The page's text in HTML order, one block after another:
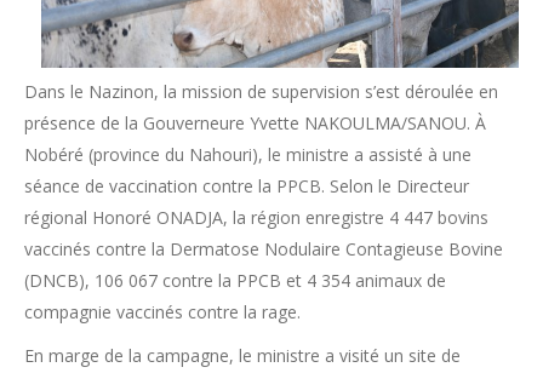
Dans le Nazinon, la mission de supervision s’est déroulée en
présence de la Gouverneure Yvette NAKOULMA/SANOU. À
Nobéré (province du Nahouri), le ministre a assisté à une
séance de vaccination contre la PPCB. Selon le Directeur
régional Honoré ONADJA, la région enregistre 4 447 bovins
vaccinés contre la Dermatose Nodulaire Contagieuse Bovine
(DNCB), 106 067 contre la PPCB et 4 354 animaux de
compagnie vaccinés contre la rage.
En marge de la campagne, le ministre a visité un site de